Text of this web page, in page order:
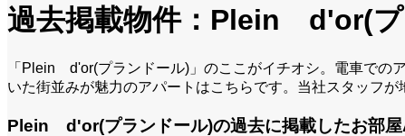
過去掲載物件：Plein d'or(プ
「Plein d'or(プランドール)」のここがイチオシ。電車での
いた街並みが魅力のアパートはこちらです。当社スタッフ
Plein d'or(プランドール)の過去に掲載したお部屋